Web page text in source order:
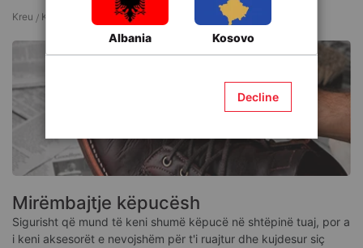
Kreu Kozmetikë dhe Kujdes personal Mirëmbajtje këpucësh
Mirëmbajtje këpucësh
Sigurisht që mund të keni shumë këpucë në shtëpinë tuaj, por a
i keni aksesorët e nevojshëm për t'i ruajtur dhe kujdesur siç
Albania Kosovo
Decline